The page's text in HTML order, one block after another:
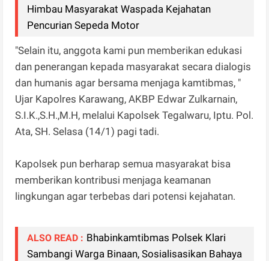
Himbau Masyarakat Waspada Kejahatan
Pencurian Sepeda Motor
"Selain itu, anggota kami pun memberikan edukasi
dan penerangan kepada masyarakat secara dialogis
dan humanis agar bersama menjaga kamtibmas, "
Ujar Kapolres Karawang, AKBP Edwar Zulkarnain,
S.I.K.,S.H.,M.H, melalui Kapolsek Tegalwaru, Iptu. Pol.
Ata, SH. Selasa (14/1) pagi tadi.
Kapolsek pun berharap semua masyarakat bisa
memberikan kontribusi menjaga keamanan
lingkungan agar terbebas dari potensi kejahatan.
ALSO READ : Bhabinkamtibmas Polsek Klari
Sambangi Warga Binaan, Sosialisasikan Bahaya